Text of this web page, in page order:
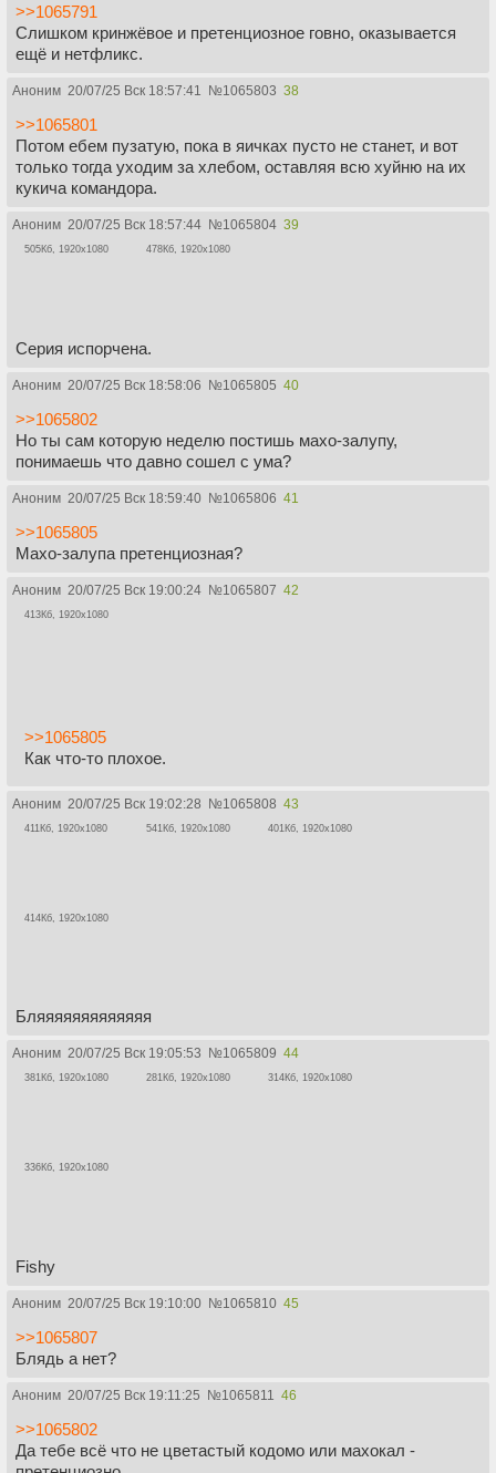
>>1065791
Слишком кринжёвое и претенциозное говно, оказывается
ещё и нетфликс.
Аноним 20/07/25 Вск 18:57:41 №1065803 38
>>1065801
Потом ебем пузатую, пока в яичках пусто не станет, и вот
только тогда уходим за хлебом, оставляя всю хуйню на их
кукича командора.
Аноним 20/07/25 Вск 18:57:44 №1065804 39
505Кб, 1920x1080 478Кб, 1920x1080
Серия испорчена.
Аноним 20/07/25 Вск 18:58:06 №1065805 40
>>1065802
Но ты сам которую неделю постишь махо-залупу,
понимаешь что давно сошел с ума?
Аноним 20/07/25 Вск 18:59:40 №1065806 41
>>1065805
Махо-залупа претенциозная?
Аноним 20/07/25 Вск 19:00:24 №1065807 42
413Кб, 1920x1080
>>1065805
Как что-то плохое.
Аноним 20/07/25 Вск 19:02:28 №1065808 43
411Кб, 1920x1080 541Кб, 1920x1080 401Кб, 1920x1080
414Кб, 1920x1080
Бляяяяяяяяяяяяя
Аноним 20/07/25 Вск 19:05:53 №1065809 44
381Кб, 1920x1080 281Кб, 1920x1080 314Кб, 1920x1080
336Кб, 1920x1080
Fishy
Аноним 20/07/25 Вск 19:10:00 №1065810 45
>>1065807
Блядь а нет?
Аноним 20/07/25 Вск 19:11:25 №1065811 46
>>1065802
Да тебе всё что не цветастый кодомо или махокал -